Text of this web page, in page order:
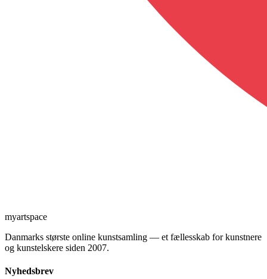
myartspace
Danmarks største online kunstsamling — et fællesskab for kunstnere
og kunstelskere siden 2007.
Nyhedsbrev